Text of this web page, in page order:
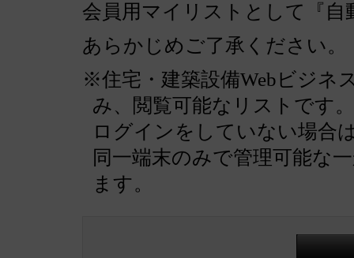
会員用マイリストとして『
あらかじめご了承ください。
※住宅・建築設備Webビジネ
み、閲覧可能なリストです。
ログインをしていない場合
同一端末のみで管理可能な
ます。